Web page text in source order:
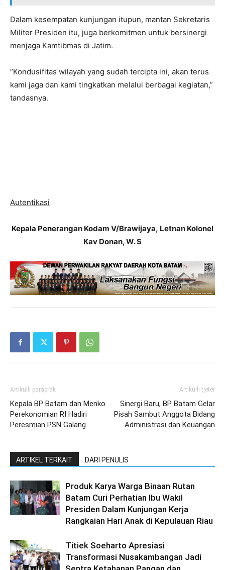
Dalam kesempatan kunjungan itupun, mantan Sekretaris
Militer Presiden itu, juga berkomitmen untuk bersinergi
menjaga Kamtibmas di Jatim.
“Kondusifitas wilayah yang sudah tercipta ini, akan terus
kami jaga dan kami tingkatkan melalui berbagai kegiatan,”
tandasnya.
Autentikasi
Kepala Penerangan Kodam V/Brawijaya, Letnan Kolonel
Kav Donan, W. S
Artikulli paraprak
Kepala BP Batam dan Menko
Perekonomian RI Hadiri
Peresmian PSN Galang
Artikulli tjetër
Sinergi Baru, BP Batam Gelar
Pisah Sambut Anggota Bidang
Administrasi dan Keuangan
ARTIKEL TERKAIT DARI PENULIS
Produk Karya Warga Binaan Rutan
Batam Curi Perhatian Ibu Wakil
Presiden Dalam Kunjungan Kerja
Rangkaian Hari Anak di Kepulauan Riau
Titiek Soeharto Apresiasi
Transformasi Nusakambangan Jadi